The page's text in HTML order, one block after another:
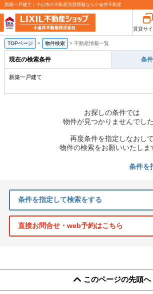
新築一戸建て｜小山市の不動産売買情報なら小金井不動産
賃貸サ
TOPページ > 物件検索 > 不動産情報一覧
現在の検索条件 条
新築一戸建て
お探しの条件では
物件が見つかりませんでした
再度条件を指定しなおして
物件の検索をお願いいたしま
条件を
条件を指定して検索をする
直接お問合せ・web予約はこちら
このページの先頭へ